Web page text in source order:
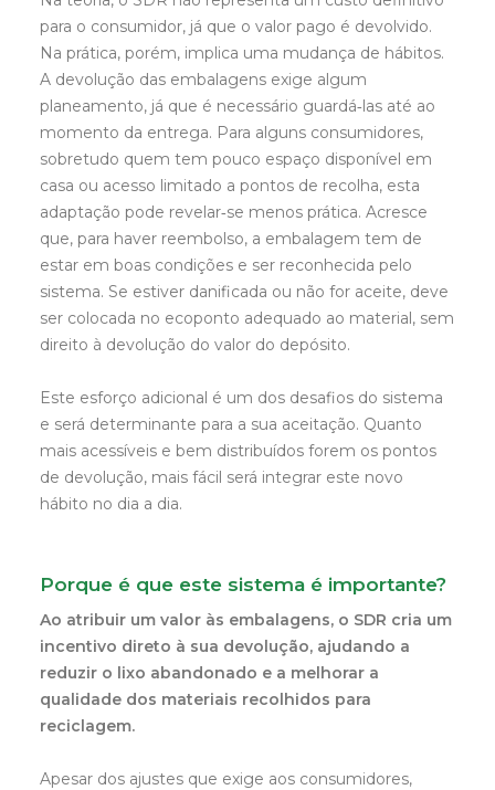
para o consumidor, já que o valor pago é devolvido.
Na prática, porém, implica uma mudança de hábitos.
A devolução das embalagens exige algum
planeamento, já que é necessário guardá‑las até ao
momento da entrega. Para alguns consumidores,
sobretudo quem tem pouco espaço disponível em
casa ou acesso limitado a pontos de recolha, esta
adaptação pode revelar‑se menos prática. Acresce
que, para haver reembolso, a embalagem tem de
estar em boas condições e ser reconhecida pelo
sistema. Se estiver danificada ou não for aceite, deve
ser colocada no ecoponto adequado ao material, sem
direito à devolução do valor do depósito.
Este esforço adicional é um dos desafios do sistema
e será determinante para a sua aceitação. Quanto
mais acessíveis e bem distribuídos forem os pontos
de devolução, mais fácil será integrar este novo
hábito no dia a dia.
Porque é que este sistema é importante?
Ao atribuir um valor às embalagens, o SDR cria um
incentivo direto à sua devolução, ajudando a
reduzir o lixo abandonado e a melhorar a
qualidade dos materiais recolhidos para
reciclagem.
Apesar dos ajustes que exige aos consumidores,